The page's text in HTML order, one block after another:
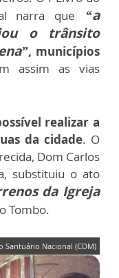
narra que
“a
o trânsito
, municípios
assim as vias
realizar a
da cidade. O
Dom Carlos
substituiu o ato
da Igreja
Tombo.
Santuário Nacional (CDM)